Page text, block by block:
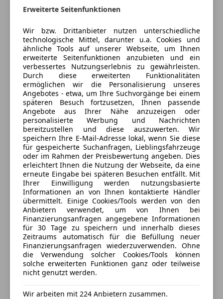
Innenspiegel automatisch abblendend
Scheinwerferreinigung
Schiebetür
Scharniere für Hecktüren mit Öffnungswinkel
Verzurrschienen im Laderaum - an Seitenwand oben
(unterhalb Dach) 204,00 €
Verzurrschienen im Laderaum - an Seitenwand,
Trennwand und Dachspriegel 684,00 €
Fahrassistenz-System: Verkehrszeichenerkennung
354,00 €
Heizungs-Klimaautomatik / Climatronic /
Wärmepumpe
Fernlichtregulierung (Light Assist)
Seitenwind-Assistent, Spurhalteassistent (Lane Assist)
Umfeldbeobachtungssystem (Front Assist) mit City-
Notbremsfunktion
Frontscheibe heizbar
Jetzt berechnen
Verkäufer Händler
Auto Reiter GmbH
Sternebewertung 4.5 von 5
4,5Sterne
(88% Weiterempfehlungen)
Anbieter auf AutoScout24 seit 2009
Showroom
Geschlossen
Öffnet um 9:00
Sportstraße 2,
4142 Hofkirchen im Mühlkreis, AT
Kontakt
Markus Reiter
Alle Fahrzeuge des Anbieters
Erweiterte Seitenfunktionen
Wir bzw. Drittanbieter nutzen unterschiedliche
technologische Mittel, darunter u.a. Cookies und
ähnliche Tools auf unserer Webseite, um Ihnen
erweiterte Seitenfunktionen anzubieten und ein
verbessertes Nutzungserlebnis zu gewährleisten.
Durch diese erweiterten Funktionalitäten
ermöglichen wir die Personalisierung unseres
Angebotes - etwa, um Ihre Suchvorgänge bei einem
späteren Besuch fortzusetzen, Ihnen passende
Angebote aus Ihrer Nähe anzuzeigen oder
personalisierte Werbung und Nachrichten
bereitzustellen und diese auszuwerten. Wir
speichern Ihre E-Mail-Adresse lokal, wenn Sie diese
für gespeicherte Suchanfragen, Lieblingsfahrzeuge
oder im Rahmen der Preisbewertung angeben. Dies
erleichtert Ihnen die Nutzung der Webseite, da eine
erneute Eingabe bei späteren Besuchen entfällt. Mit
Ihrer Einwilligung werden nutzungsbasierte
Informationen an von Ihnen kontaktierte Händler
übermittelt. Einige Cookies/Tools werden von den
Anbietern verwendet, um von Ihnen bei
Finanzierungsanfragen angegebene Informationen
für 30 Tage zu speichern und innerhalb dieses
Zeitraums automatisch für die Befüllung neuer
Finanzierungsanfragen wiederzuverwenden. Ohne
die Verwendung solcher Cookies/Tools können
solche erweiterten Funktionen ganz oder teilweise
nicht genutzt werden.
Wir arbeiten mit 224 Anbietern zusammen.